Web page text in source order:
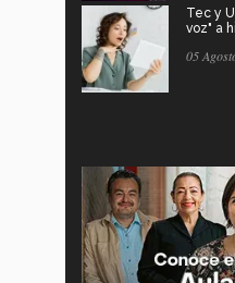
Tec y
voz" a
05